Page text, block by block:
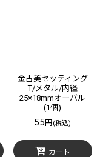
金古美セッティング
T/メタル/内径
25×18mmオーバル
(1個)
55円 (税込)
カート